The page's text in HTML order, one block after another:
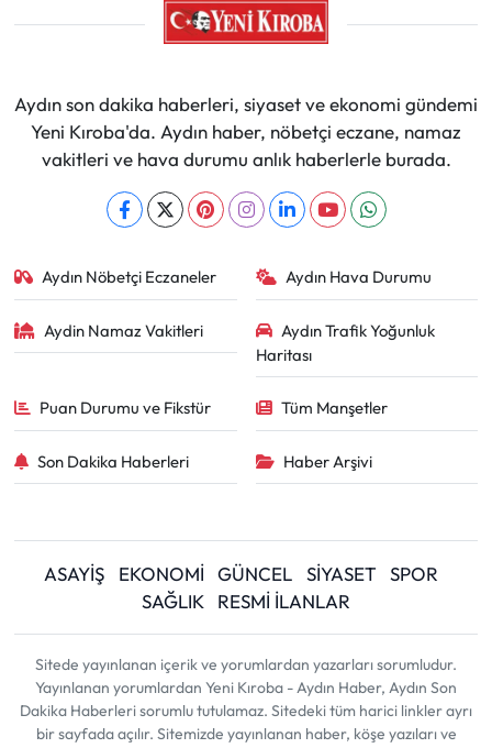
Aydın son dakika haberleri, siyaset ve ekonomi gündemi
Yeni Kıroba'da. Aydın haber, nöbetçi eczane, namaz
vakitleri ve hava durumu anlık haberlerle burada.
Aydın Nöbetçi Eczaneler Aydın Hava Durumu
Aydin Namaz Vakitleri
Aydın Trafik Yoğunluk
Haritası
Puan Durumu ve Fikstür Tüm Manşetler
Son Dakika Haberleri Haber Arşivi
ASAYİŞ EKONOMİ GÜNCEL SİYASET
SPOR
SAĞLIK
RESMİ İLANLAR
Sitede yayınlanan içerik ve yorumlardan yazarları sorumludur.
Yayınlanan yorumlardan Yeni Kıroba - Aydın Haber, Aydın Son
Dakika Haberleri sorumlu tutulamaz. Sitedeki tüm harici linkler ayrı
bir sayfada açılır. Sitemizde yayınlanan haber, köşe yazıları ve